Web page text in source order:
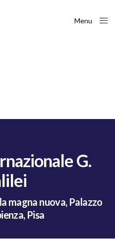
Menu
G.
magna nuova, Palazzo
Pisa